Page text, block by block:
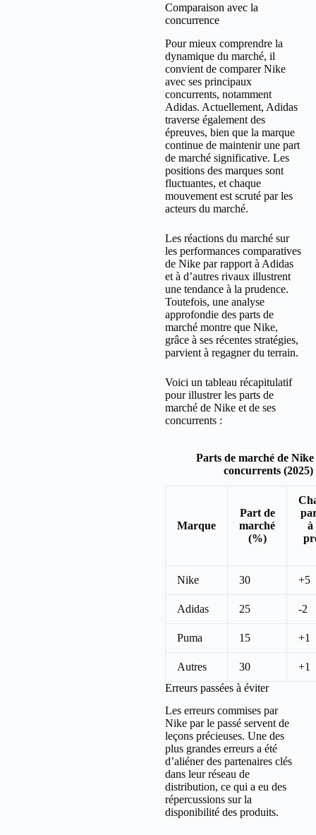
Comparaison avec la
concurrence
Pour mieux comprendre la
dynamique du marché, il
convient de comparer Nike
avec ses principaux
concurrents, notamment
Adidas. Actuellement, Adidas
traverse également des
épreuves, bien que la marque
continue de maintenir une part
de marché significative. Les
positions des marques sont
fluctuantes, et chaque
mouvement est scruté par les
acteurs du marché.
Les réactions du marché sur
les performances comparatives
de Nike par rapport à Adidas
et à d’autres rivaux illustrent
une tendance à la prudence.
Toutefois, une analyse
approfondie des parts de
marché montre que Nike,
grâce à ses récentes stratégies,
parvient à regagner du terrain.
Voici un tableau récapitulatif
pour illustrer les parts de
marché de Nike et de ses
concurrents :
Parts de marché de Nike
concurrents (2025)
Marque
Part de
marché
(%)
à
Nike 30 +5
Adidas 25 -2
Puma 15 +1
Autres 30
+1
Erreurs passées à éviter
Les erreurs commises par
Nike par le passé servent de
leçons précieuses. Une des
plus grandes erreurs a été
d’aliéner des partenaires clés
dans leur réseau de
distribution, ce qui a eu des
répercussions sur la
disponibilité des produits.